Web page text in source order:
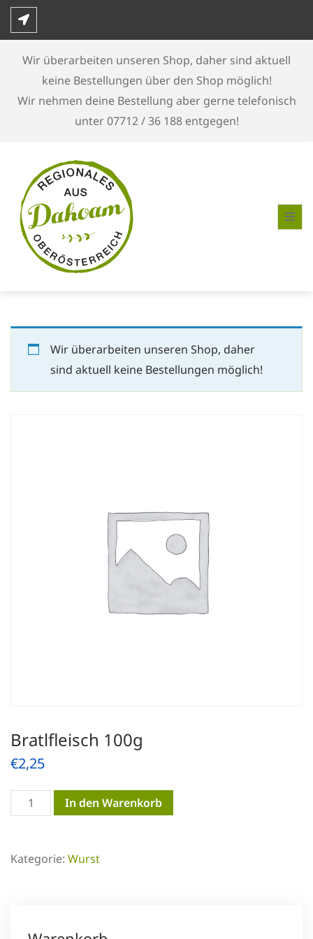
Skip
Wir überarbeiten unseren Shop, daher sind aktuell
keine Bestellungen über den Shop möglich!
Wir nehmen deine Bestellung aber gerne telefonisch
unter 07712 / 36 188 entgegen!
Wir überarbeiten unseren Shop, daher
sind aktuell keine Bestellungen möglich!
Bratlfleisch 100g
€2,25
Bratlfleisch
100g
In den Warenkorb
Kategorie: Wurst